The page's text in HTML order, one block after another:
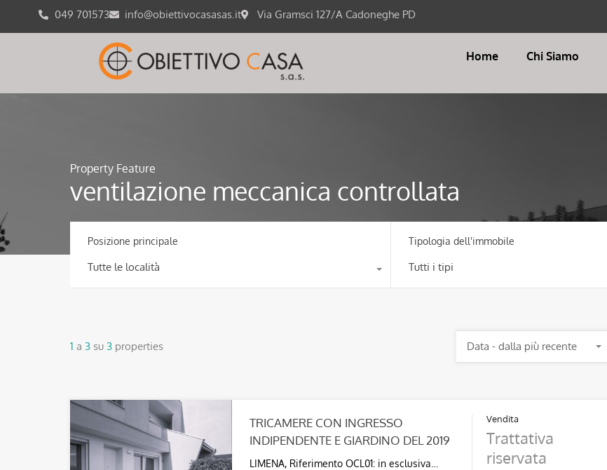
049 701573 info@obiettivocasasas.it Via Gramsci 127/A Cadoneghe PD
Home Chi Siamo
Property Feature
ventilazione meccanica controllata
Posizione principale
Tutte le località
Tipologia dell'immobile
Tutti i tipi
1 a 3 su 3 properties Data - dalla più recente
TRICAMERE CON INGRESSO
INDIPENDENTE E GIARDINO DEL 2019
LIMENA, Riferimento OCL01: in esclusiva…
Vendita
Trattativa
riservata